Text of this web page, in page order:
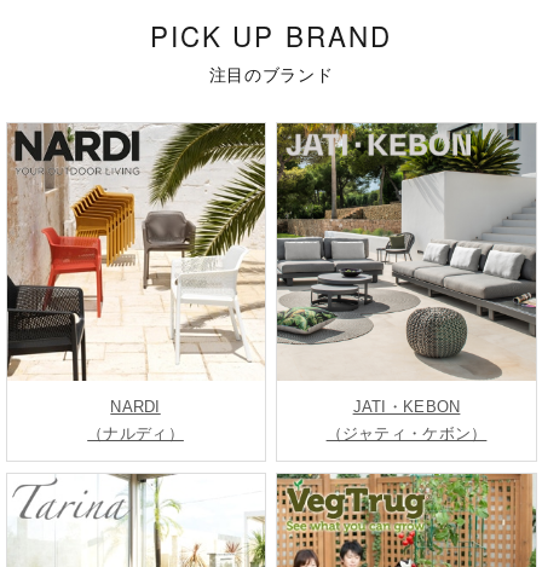
PICK UP BRAND
注目のブランド
NARDI
（ナルディ）
JATI・KEBON
（ジャティ・ケボン）